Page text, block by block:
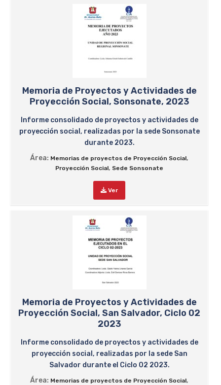
Memoria de Proyectos y Actividades de
Proyección Social, Sonsonate, 2023
Informe consolidado de proyectos y actividades de
proyección social, realizadas por la sede Sonsonate
durante 2023.
Área: Memorias de proyectos de Proyección Social,
Proyección Social, Sede Sonsonate
Ver
Memoria de Proyectos y Actividades de
Proyección Social, San Salvador, Ciclo 02
2023
Informe consolidado de proyectos y actividades de
proyección social, realizadas por la sede San
Salvador durante el Ciclo 02 2023.
Área: Memorias de proyectos de Proyección Social,